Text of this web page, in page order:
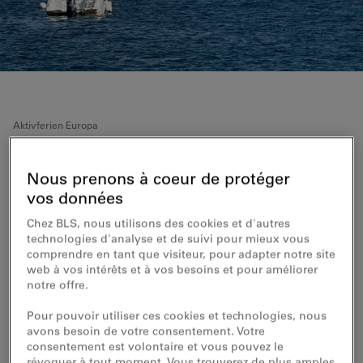
Aktivferien Europa
Zu Fuss und per Schiff
unterwegs auf Sizilien und den
Liparische Inseln
Zu Land und Wasser von Vulkan zu Vulkan
Sie besuchen die Äolischen Inseln, die noch heute als
aktiven Vulkanen. Dabei kommen Sie an weissen
Stränden, charmanten Mittelmeerstädten und
beeindruckend unberührter Natur vorbei. Sie
Nous prenons à coeur de protéger
vos données
Chez BLS, nous utilisons des cookies et d'autres
technologies d'analyse et de suivi pour mieux vous
comprendre en tant que visiteur, pour adapter notre site
web à vos intérêts et à vos besoins et pour améliorer
notre offre.
Pour pouvoir utiliser ces cookies et technologies, nous
avons besoin de votre consentement. Votre
consentement est volontaire et vous pouvez le